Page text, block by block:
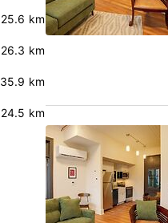
25.6 km
26.3 km
35.9 km
24.5 km